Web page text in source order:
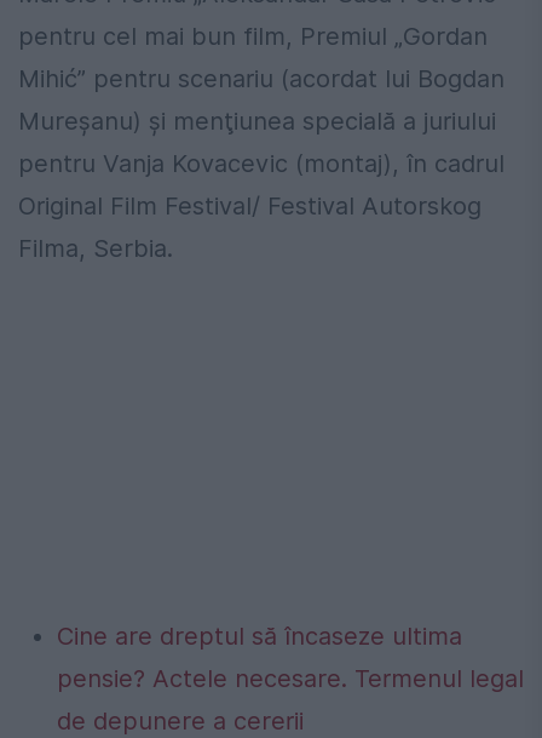
pentru cel mai bun film, Premiul „Gordan
Mihić” pentru scenariu (acordat lui Bogdan
Mureşanu) şi menţiunea specială a juriului
pentru Vanja Kovacevic (montaj), în cadrul
Original Film Festival/ Festival Autorskog
Filma, Serbia.
Cine are dreptul să încaseze ultima
pensie? Actele necesare. Termenul legal
de depunere a cererii